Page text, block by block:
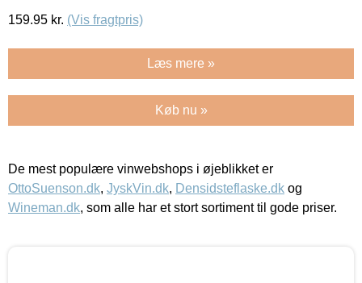
159.95 kr. (Vis fragtpris)
Læs mere »
Køb nu »
De mest populære vinwebshops i øjeblikket er
OttoSuenson.dk, JyskVin.dk, Densidsteflaske.dk og
Wineman.dk, som alle har et stort sortiment til gode priser.